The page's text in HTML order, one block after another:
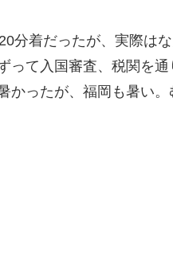
分着だったが、実際は
って入国審査、税関を
かったが、福岡も暑い